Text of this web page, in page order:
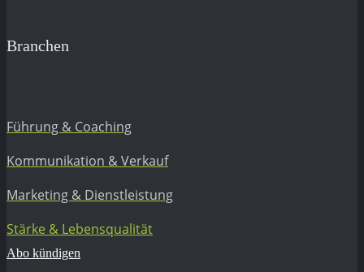
Branchen
Führung & Coaching
Kommunikation & Verkauf
Marketing & Dienstleistung
Stärke & Lebensqualität
Abo kündigen